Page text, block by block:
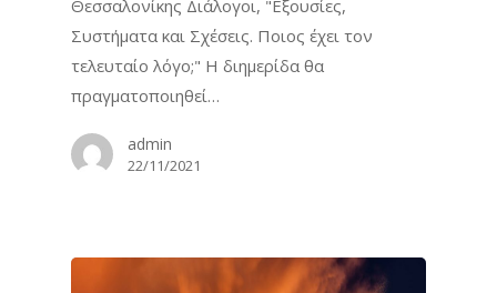
Θεσσαλονίκης Διάλογοι, "Εξουσίες,
Συστήματα και Σχέσεις. Ποιος έχει τον
τελευταίο λόγο;" Η διημερίδα θα
πραγματοποιηθεί…
admin
22/11/2021